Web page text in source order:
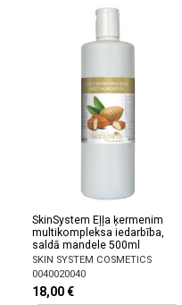
SkinSystem Eļļa ķermenim
multikompleksa iedarbība,
saldā mandele 500ml
SKIN SYSTEM COSMETICS
0040020040
18,00 €